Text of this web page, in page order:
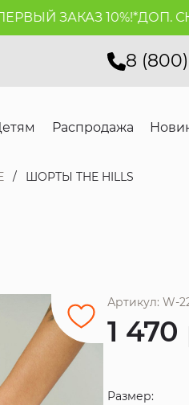
ЗАКАЗ 10%!*ДОП.
8
Распродажа
ШОРТЫ THE HILLS
Артикул: W-
1 470
Размер: